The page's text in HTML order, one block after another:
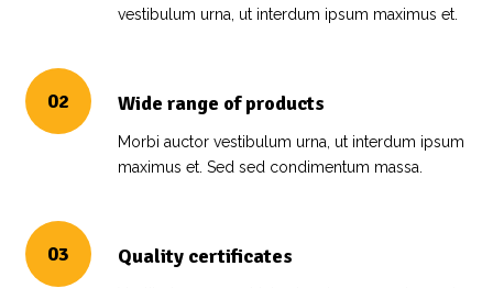
vestibulum urna, ut interdum ipsum maximus et.
02 Wide range of products
Morbi auctor vestibulum urna, ut interdum ipsum
maximus et. Sed sed condimentum massa.
03 Quality certificates